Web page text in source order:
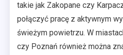
takie jak Zakopane czy
połączyć pracę z aktywnym
świeżym powietrzu. W
czy Poznań również można